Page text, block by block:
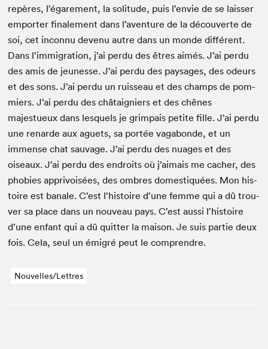
repères, l’égarement, la soli­tude, puis l’envie de se laiss­er
emporter finale­ment dans l’aventure de la décou­verte de
soi, cet incon­nu devenu autre dans un monde dif­férent.
Dans l’immigration, j’ai per­du des êtres aimés. J’ai per­du
des amis de jeunesse. J’ai per­du des paysages, des odeurs
et des sons. J’ai per­du un ruis­seau et des champs de pom­
miers. J’ai per­du des châ­taig­niers et des chênes
majestueux dans lesquels je grim­pais petite fille. J’ai per­du
une renarde aux aguets, sa portée vagabonde, et un
immense chat sauvage. J’ai per­du des nuages et des
oiseaux. J’ai per­du des endroits où j’aimais me cacher, des
pho­bies apprivoisées, des ombres domes­tiquées. Mon his­
toire est banale. C’est l’histoire d’une femme qui a dû trou­
ver sa place dans un nou­veau pays. C’est aus­si l’histoire
d’une enfant qui a dû quit­ter la mai­son. Je suis par­tie deux
fois. Cela, seul un émi­gré peut le comprendre.
Nouvelles/Lettres